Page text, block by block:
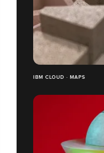
IBM CLOUD · MAPS